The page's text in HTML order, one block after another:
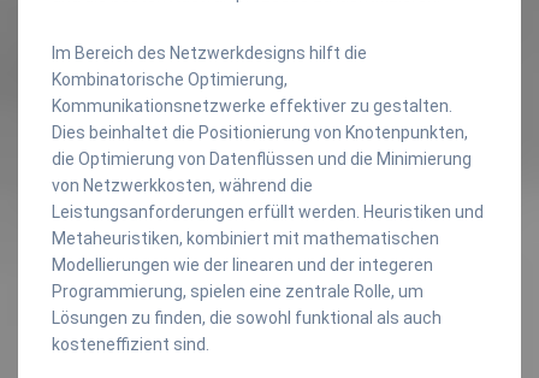
Im Bereich des Netzwerkdesigns hilft die
Kombinatorische Optimierung,
Kommunikationsnetzwerke effektiver zu gestalten.
Dies beinhaltet die Positionierung von Knotenpunkten,
die Optimierung von Datenflüssen und die Minimierung
von Netzwerkkosten, während die
Leistungsanforderungen erfüllt werden. Heuristiken und
Metaheuristiken, kombiniert mit mathematischen
Modellierungen wie der linearen und der integeren
Programmierung, spielen eine zentrale Rolle, um
Lösungen zu finden, die sowohl funktional als auch
kosteneffizient sind.